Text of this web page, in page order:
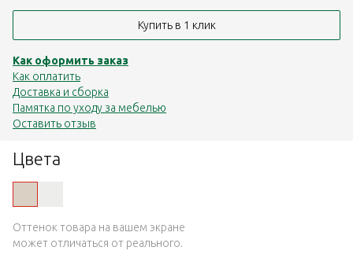
Цвета
Оттенок товара на вашем экране
может отличаться от реального.
Купить в 1 клик
Как оформить заказ
Как оплатить
Доставка и сборка
Памятка по уходу за мебелью
Оставить отзыв